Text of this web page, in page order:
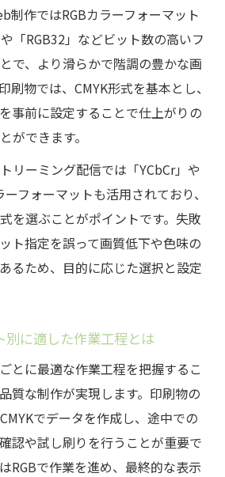
制作ではRGBカラーフォーマット
「RGB32」などビット数の高いフ
で、より滑らかで階調の豊かな画
刷物では、CMYK形式を基本とし、
事前に設定することで仕上がりの
ができます。
リーミング配信では「YCbCr」や
ーフォーマットも活用されており、
を選ぶことがポイントです。失敗
ト指定を誤って画質低下や色味の
るため、目的に応じた選択と設定
別に適した作業工程とは
とに最適な作業工程を把握するこ
質な制作が実現します。印刷物の
でデータを作成し、途中での
認や試し刷りを行うことが重要で
RGBで作業を進め、最終的な表示